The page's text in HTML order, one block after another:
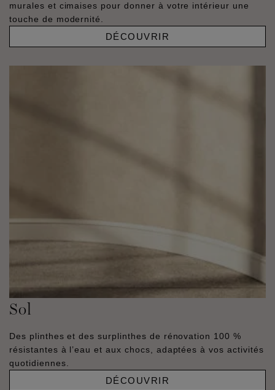
murales et cimaises pour donner à votre intérieur une
touche de modernité.
DÉCOUVRIR
Sol
Des plinthes et des surplinthes de rénovation 100 %
résistantes à l’eau et aux chocs, adaptées à vos activités
quotidiennes.
DÉCOUVRIR